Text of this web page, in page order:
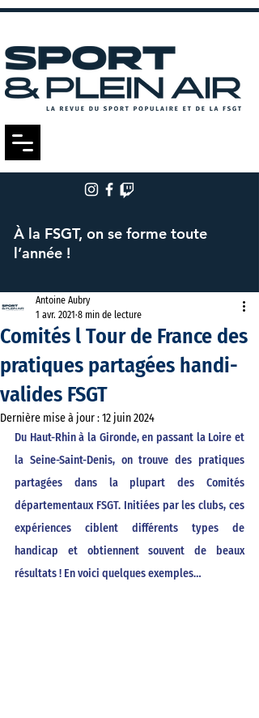
À la FSGT, on se forme toute
l’année !
Comités l Tour de France des
pratiques partagées handi-
valides FSGT
Antoine Aubry
1 avr. 2021 8 min de lecture
Dernière mise à jour :12 juin 2024
Du Haut-Rhin à la Gironde, en passant la Loire et
la Seine-Saint-Denis, on trouve des pratiques
partagées dans la plupart des Comités
départementaux FSGT. Initiées par les clubs, ces
expériences ciblent différents types de
handicap et obtiennent souvent de beaux
résultats ! En voici quelques exemples…